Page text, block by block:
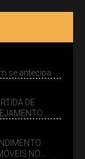
se antecipa
DE
NO